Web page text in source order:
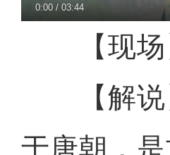
0:00 /03:44
【现场
【解说
于唐朝，